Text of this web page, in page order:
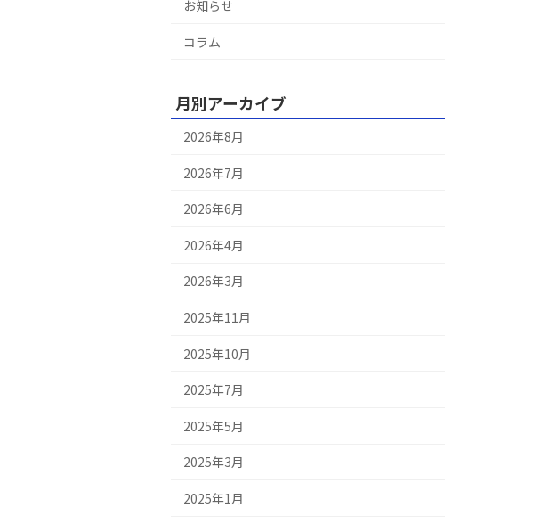
お知らせ
コラム
月別アーカイブ
2026年8月
2026年7月
2026年6月
2026年4月
2026年3月
2025年11月
2025年10月
2025年7月
2025年5月
2025年3月
2025年1月